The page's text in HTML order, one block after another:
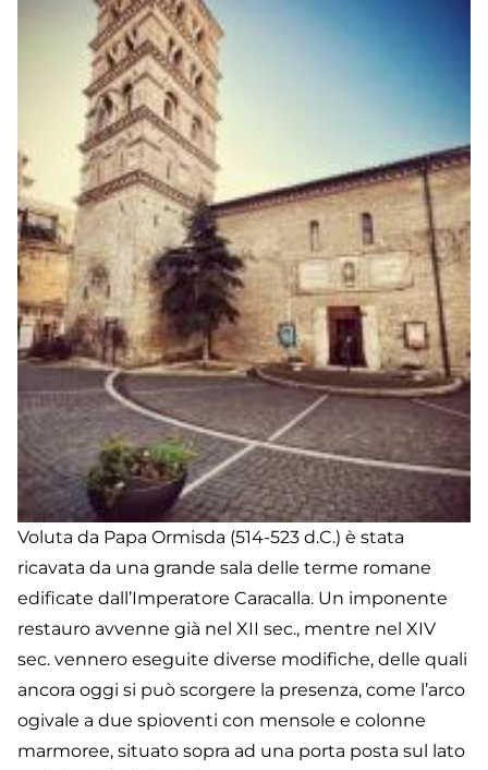
Voluta da Papa Ormisda (514-523 d.C.) è stata
ricavata da una grande sala delle terme romane
edificate dall’Imperatore Caracalla. Un imponente
restauro avvenne già nel XII sec., mentre nel XIV
sec. vennero eseguite diverse modifiche, delle quali
ancora oggi si può scorgere la presenza, come l’arco
ogivale a due spioventi con mensole e colonne
marmoree, situato sopra ad una porta posta sul lato